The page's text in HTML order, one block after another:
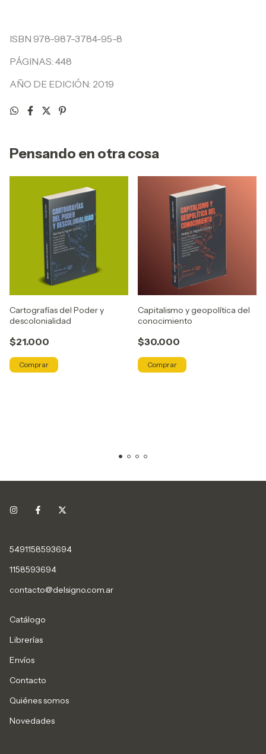
ISBN 978-987-3784-95-8
PÁGINAS: 448
AÑO DE EDICIÓN: 2019
Pensando en otra cosa
Cartografías del Poder y
descolonialidad
$21.000
Capitalismo y geopolítica del
conocimiento
$30.000
5491158593694
1158593694
contacto@delsigno.com.ar
Catálogo
Librerías
Envíos
Contacto
Quiénes somos
Novedades